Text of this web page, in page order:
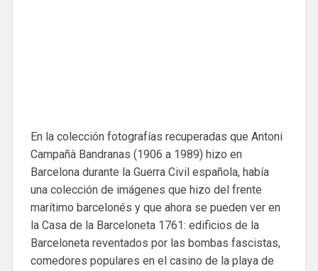
En la colección fotografías recuperadas que Antoni
Campañà Bandranas (1906 a 1989) hizo en
Barcelona durante la Guerra Civil española, había
una colección de imágenes que hizo del frente
marítimo barcelonés y que ahora se pueden ver en
la Casa de la Barceloneta 1761: edificios de la
Barceloneta reventados por las bombas fascistas,
comedores populares en el casino de la playa de